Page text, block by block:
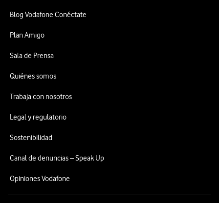
Blog Vodafone Conéctate
Plan Amigo
Sala de Prensa
Quiénes somos
Trabaja con nosotros
Legal y regulatorio
Sostenibilidad
Canal de denuncias – Speak Up
Opiniones Vodafone